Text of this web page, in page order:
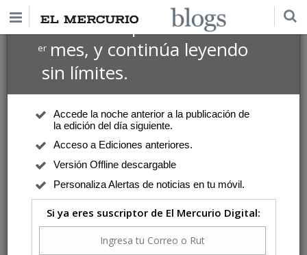
Suscríbete por $1 USD
ermes, y continúa leyendo
sin límites.
Accede la noche anterior a la publicación de
la edición del día siguiente.
Acceso a Ediciones anteriores.
Versión Offline descargable
Personaliza Alertas de noticias en tu móvil.
Si ya eres suscriptor de El Mercurio Digital: